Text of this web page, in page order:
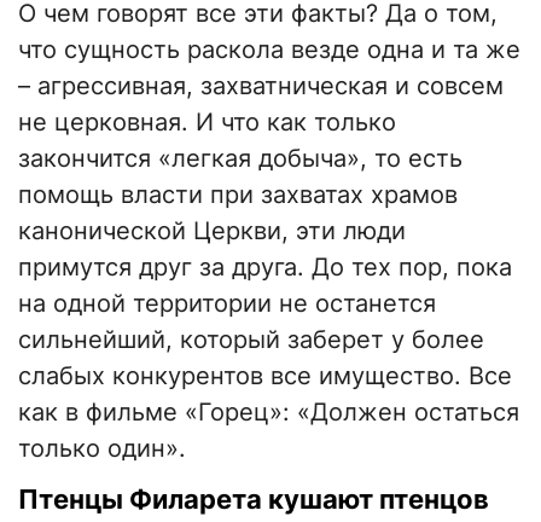
О чем говорят все эти факты? Да о том,
что сущность раскола везде одна и та же
– агрессивная, захватническая и совсем
не церковная. И что как только
закончится «легкая добыча», то есть
помощь власти при захватах храмов
канонической Церкви, эти люди
примутся друг за друга. До тех пор, пока
на одной территории не останется
сильнейший, который заберет у более
слабых конкурентов все имущество. Все
как в фильме «Горец»: «Должен остаться
только один».
Птенцы Филарета кушают птенцов